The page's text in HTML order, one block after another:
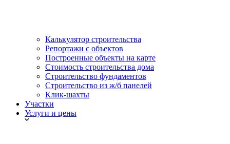
Калькулятор строительства
Репортажи с объектов
Построенные объекты на карте
Стоимость строительства дома
Строительство фундаментов
Строительство из ж/б панелей
Клик-шахты
Участки
Услуги и цены